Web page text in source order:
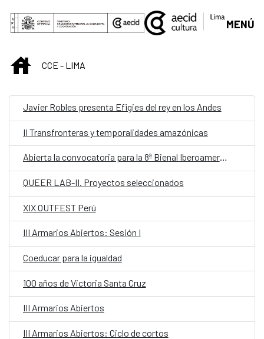
Saltar al contenido principal
MENÚ
INICIOCCE - LIMA
Javier Robles presenta Efigies del rey en los Andes
II Transfronteras y temporalidades amazónicas
Abierta la convocatoria para la 8ª Bienal Iberoamericana de Diseño BID22
QUEER LAB-II. Proyectos seleccionados
XIX OUTFEST Perú
III Armarios Abiertos: Sesión I
Coeducar para la igualdad
100 años de Victoria Santa Cruz
III Armarios Abiertos
III Armarios Abiertos: Ciclo de cortos